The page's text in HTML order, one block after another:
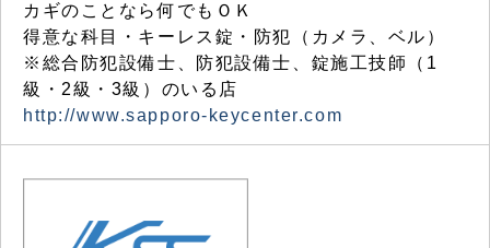
カギのことなら何でもＯＫ
得意な科目・キーレス錠・防犯（カメラ、ベル）
※総合防犯設備士、防犯設備士、錠施工技師（1
級・2級・3級）のいる店
http://www.sapporo-keycenter.com